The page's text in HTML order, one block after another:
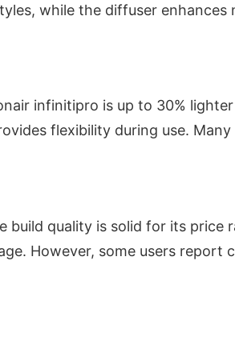
while the diffuser
infinitipro is up to 30%
flexibility during use.
build quality is solid for its price
However, some users report